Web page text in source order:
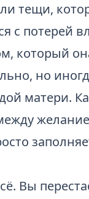
тещи,
с потерей
который
но
матери.
Вы